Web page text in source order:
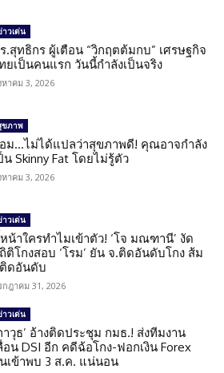
าวเด่น
.สุทธิกร ผู้เตือน “วิกฤตต้มกบ” เศรษฐกิจ
ยเป็นคนแรก วันนี้กำลังเป็นจริง
หาคม 3, 2026
ขภาพ
ม…ไม่ได้แปลว่าสุขภาพดี! คุณอาจกำลัง
น Skinny Fat โดยไม่รู้ตัว
หาคม 3, 2026
าวเด่น
น้าใครทำไมเข้าตัว! ‘โจ มณฑานี’ งัด
ติโกงสอบ ‘โรม’ ยัน จ.ติดอันดับโกง ส้ม
ดอันดับ
กฎาคม 31, 2026
าวเด่น
าวุธ’ อ้างติดประชุม กมธ.! ส่งทีมงาน
อน DSI อีก คดีฉ้อโกง-ฟอกเงิน Forex
เข้าพบ 3 ส.ค. แน่นอน